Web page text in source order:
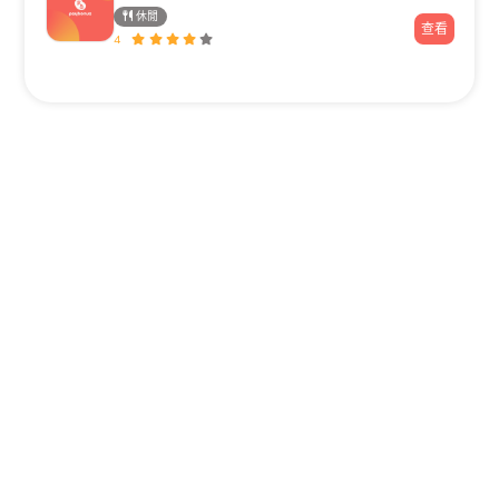
休閒
4
查看